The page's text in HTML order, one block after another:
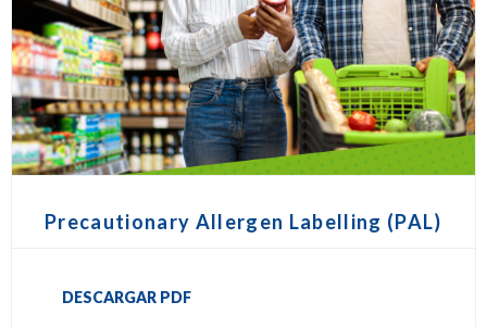
Precautionary Allergen Labelling (PAL)
DESCARGAR PDF